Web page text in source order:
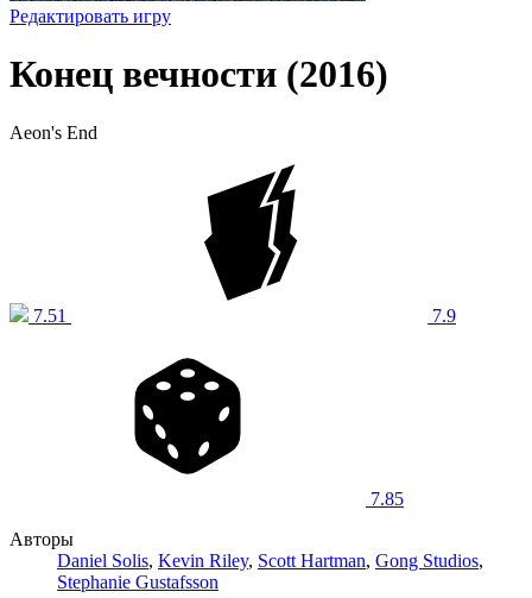
Редактировать игру
Конец вечности (2016)
Aeon's End
7.51 7.9
7.85
Авторы
Daniel Solis, Kevin Riley, Scott Hartman, Gong Studios,
Stephanie Gustafsson